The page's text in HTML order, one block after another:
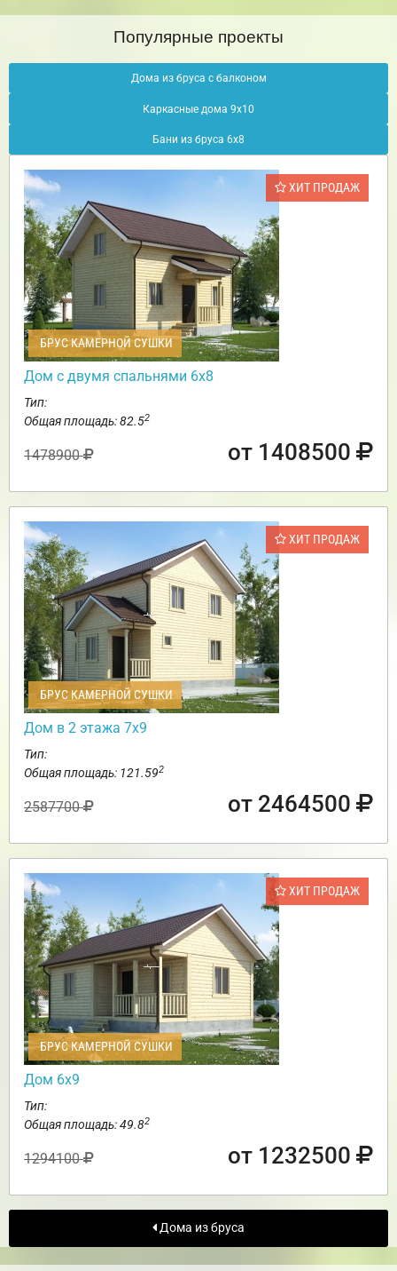
Популярные проекты
Дома из бруса с балконом
Каркасные дома 9х10
Бани из бруса 6х8
ХИТ ПРОДАЖ
БРУС КАМЕРНОЙ СУШКИ
Дом с двумя спальнями 6х8
Тип:
Общая площадь: 82.52
1478900 от 1408500
ХИТ ПРОДАЖ
БРУС КАМЕРНОЙ СУШКИ
Дом в 2 этажа 7х9
Тип:
Общая площадь: 121.592
2587700 от 2464500
ХИТ ПРОДАЖ
БРУС КАМЕРНОЙ СУШКИ
Дом 6х9
Тип:
Общая площадь: 49.82
1294100 от 1232500
Дома из бруса